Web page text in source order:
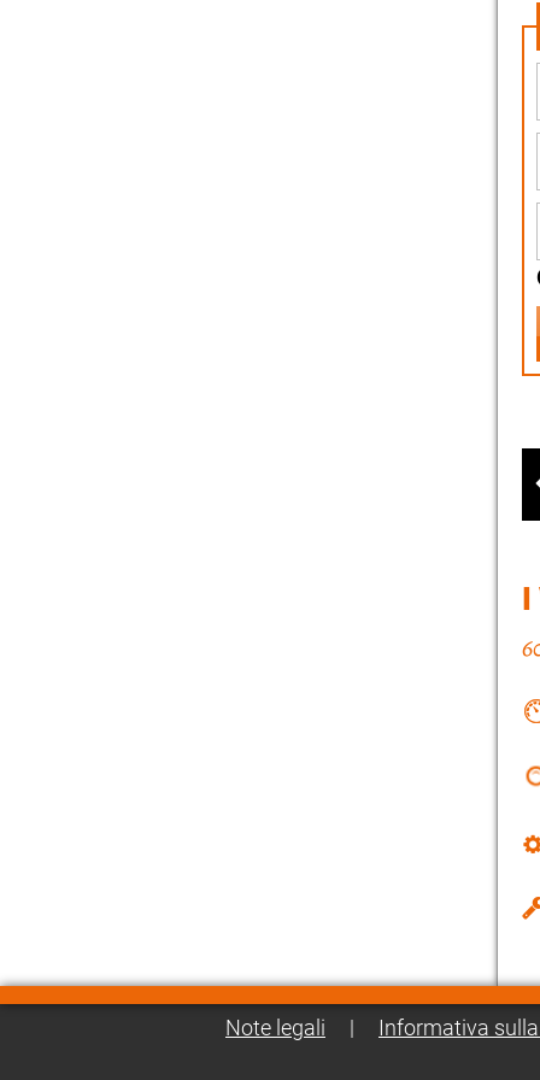
I
Note legali | Informativa